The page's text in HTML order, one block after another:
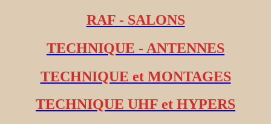
RAF - SALONS
TECHNIQUE - ANTENNES
TECHNIQUE et MONTAGES
TECHNIQUE UHF et HYPERS